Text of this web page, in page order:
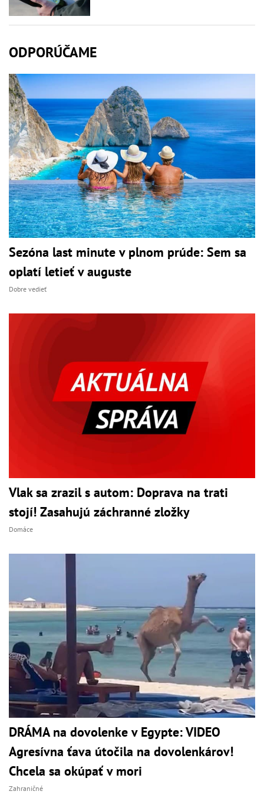
ODPORÚČAME
Sezóna last minute v plnom prúde: Sem sa
oplatí letieť v auguste
Dobre vedieť
Vlak sa zrazil s autom: Doprava na trati
stojí! Zasahujú záchranné zložky
Domáce
DRÁMA na dovolenke v Egypte: VIDEO
Agresívna ťava útočila na dovolenkárov!
Chcela sa okúpať v mori
Zahraničné